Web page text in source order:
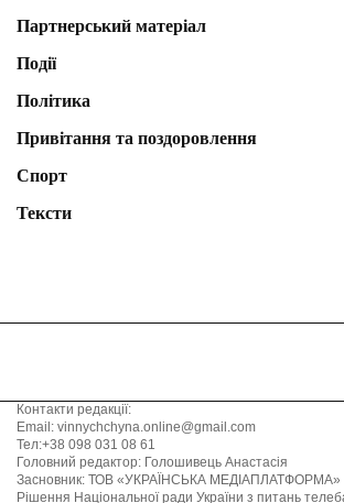
Партнерський матеріал
Події
Політика
Привітання та поздоровлення
Спорт
Тексти
Контакти редакції:
Email: vinnychchyna.online@gmail.com
Тел:+38 098 031 08 61
Головний редактор: Голошивець Анастасія
Засновник: ТОВ «УКРАЇНСЬКА МЕДІАПЛАТФОРМА»
Рішення Національної ради України з питань